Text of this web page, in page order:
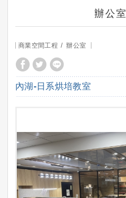
辦公室
商業空間工程 辦公室
內湖-日系烘培教室